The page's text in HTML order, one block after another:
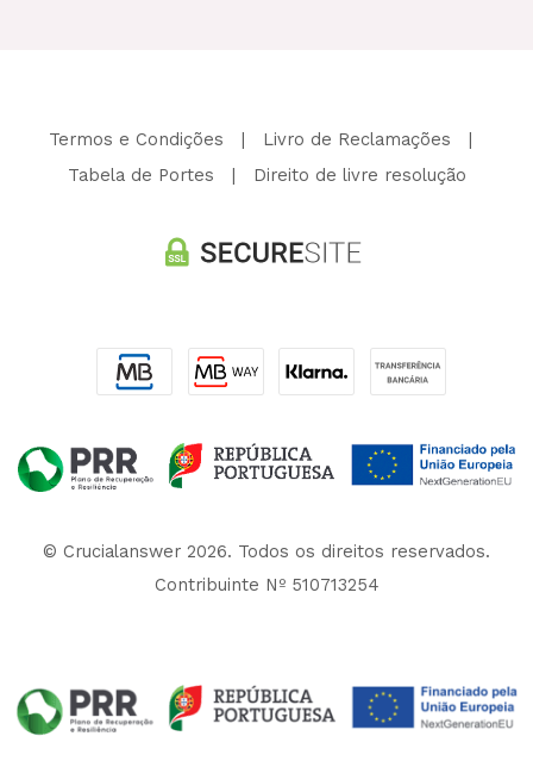
Termos e Condições | Livro de Reclamações |
Tabela de Portes | Direito de livre resolução
© Crucialanswer 2026. Todos os direitos reservados.
Contribuinte Nº 510713254